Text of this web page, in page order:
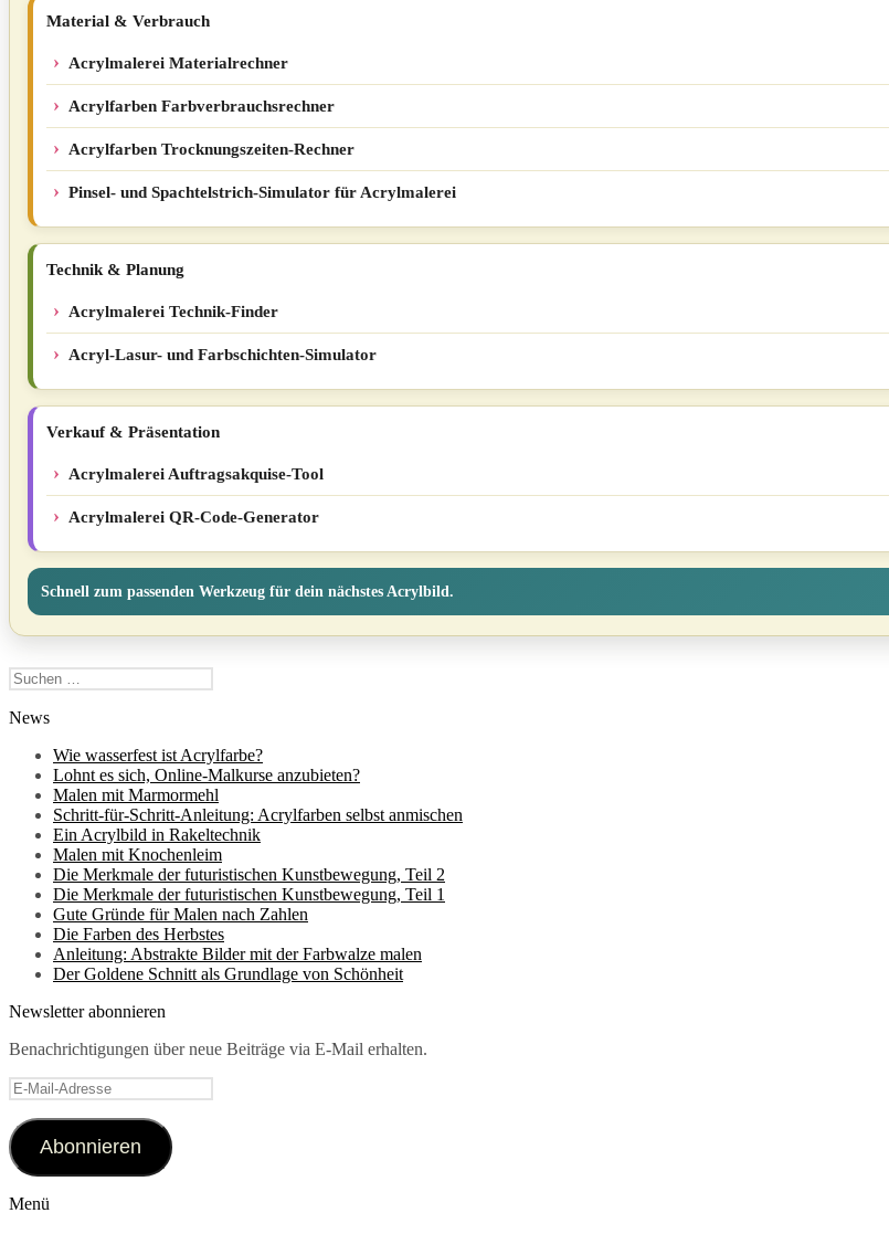
Material & Verbrauch
Acrylmalerei Materialrechner
Acrylfarben Farbverbrauchsrechner
Acrylfarben Trocknungszeiten-Rechner
Pinsel- und Spachtelstrich-Simulator für Acrylmalerei
Technik & Planung
Acrylmalerei Technik-Finder
Acryl-Lasur- und Farbschichten-Simulator
Verkauf & Präsentation
Acrylmalerei Auftragsakquise-Tool
Acrylmalerei QR-Code-Generator
Schnell zum passenden Werkzeug für dein nächstes Acrylbild.
Suchen
nach:
News
Wie wasserfest ist Acrylfarbe?
Lohnt es sich, Online-Malkurse anzubieten?
Malen mit Marmormehl
Schritt-für-Schritt-Anleitung: Acrylfarben selbst anmischen
Ein Acrylbild in Rakeltechnik
Malen mit Knochenleim
Die Merkmale der futuristischen Kunstbewegung, Teil 2
Die Merkmale der futuristischen Kunstbewegung, Teil 1
Gute Gründe für Malen nach Zahlen
Die Farben des Herbstes
Anleitung: Abstrakte Bilder mit der Farbwalze malen
Der Goldene Schnitt als Grundlage von Schönheit
Newsletter abonnieren
Benachrichtigungen über neue Beiträge via E-Mail erhalten.
E-
Mail-
Adresse
Abonnieren
Menü